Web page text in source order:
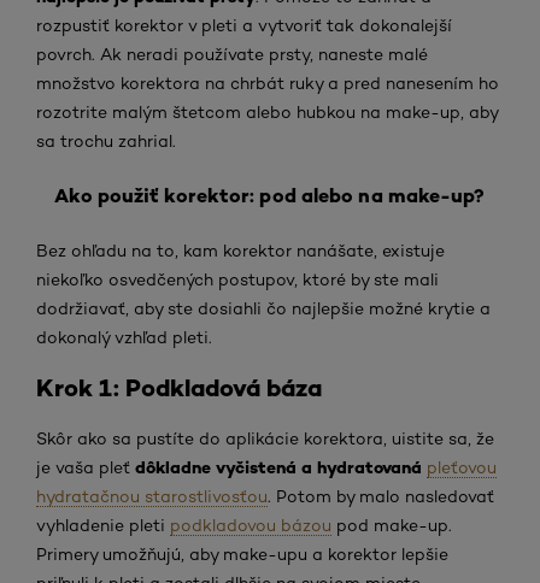
rozpustiť korektor v pleti a vytvoriť tak dokonalejší
povrch. Ak neradi používate prsty, naneste malé
množstvo korektora na chrbát ruky a pred nanesením ho
rozotrite malým štetcom alebo hubkou na make-up, aby
sa trochu zahrial.
Ako použiť korektor: pod alebo na make-up?
Bez ohľadu na to, kam korektor nanášate, existuje
niekoľko osvedčených postupov, ktoré by ste mali
dodržiavať, aby ste dosiahli čo najlepšie možné krytie a
dokonalý vzhľad pleti.
Krok 1: Podkladová báza
Skôr ako sa pustíte do aplikácie korektora, uistite sa, že
je vaša pleť dôkladne vyčistená a hydratovaná pleťovou
hydratačnou starostlivosťou. Potom by malo nasledovať
vyhladenie pleti podkladovou bázou pod make-up.
Primery umožňujú, aby make-upu a korektor lepšie